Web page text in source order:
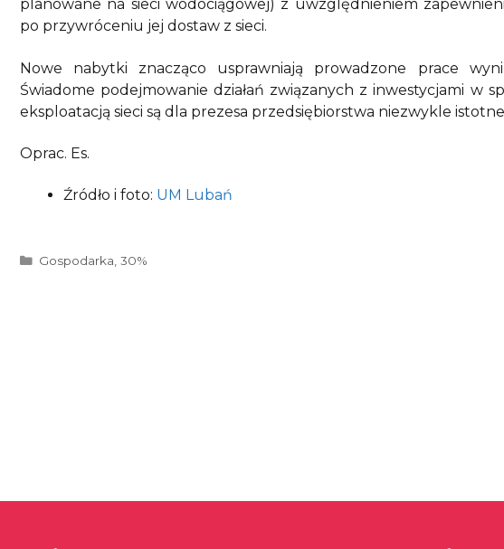
planowane na sieci wodociągowej) z uwzględnieniem
po przywróceniu jej dostaw z sieci.
Nowe nabytki znacząco usprawniają prowadzone prace
Świadome podejmowanie działań związanych z inwestycjami w
eksploatacją sieci są dla prezesa przedsiębiorstwa niezwykle
Oprac. Es.
Źródło i foto: UM Lubań
Kategorie
Gospodarka ,30%